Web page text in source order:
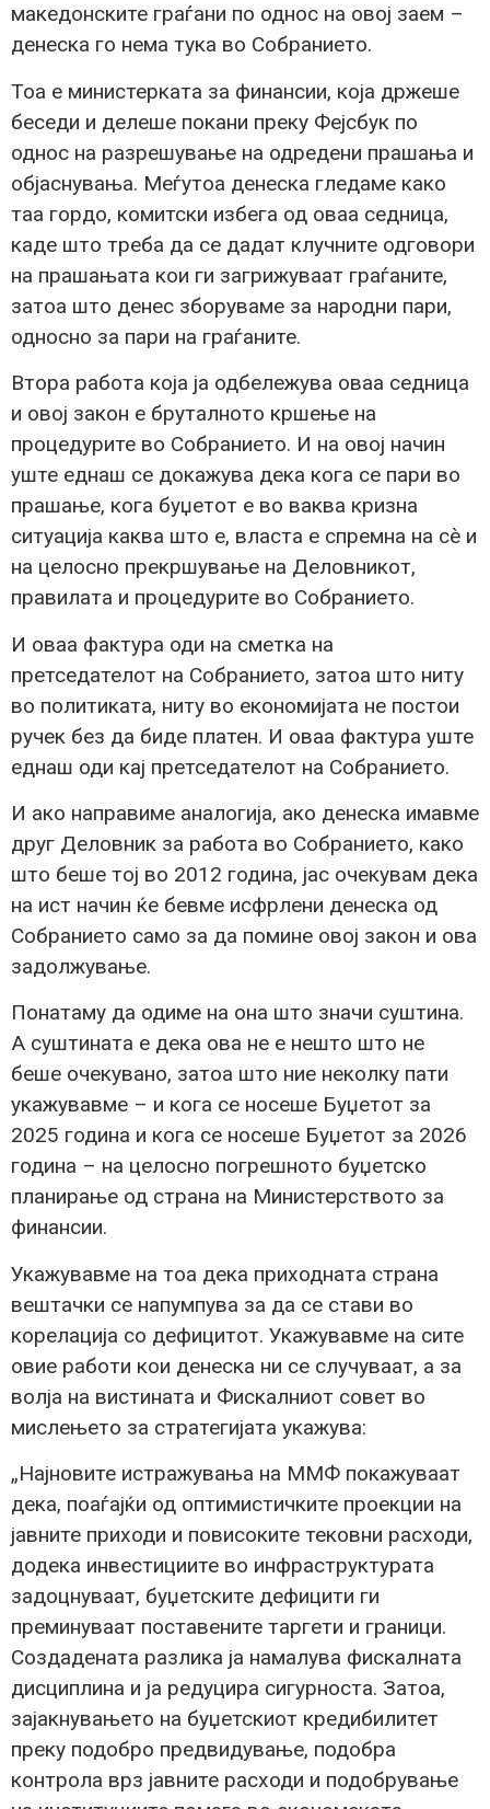
македонските граѓани по однос на овој заем –
денеска го нема тука во Собранието.
Тоа е министерката за финансии, која држеше
беседи и делеше покани преку Фејсбук по
однос на разрешување на одредени прашања и
објаснувања. Меѓутоа денеска гледаме како
таа гордо, комитски избега од оваа седница,
каде што треба да се дадат клучните одговори
на прашањата кои ги загрижуваат граѓаните,
затоа што денес зборуваме за народни пари,
односно за пари на граѓаните.
Втора работа која ја одбележува оваа седница
и овој закон е бруталното кршење на
процедурите во Собранието. И на овој начин
уште еднаш се докажува дека кога се пари во
прашање, кога буџетот е во ваква кризна
ситуација каква што е, власта е спремна на сè и
на целосно прекршување на Деловникот,
правилата и процедурите во Собранието.
И оваа фактура оди на сметка на
претседателот на Собранието, затоа што ниту
во политиката, ниту во економијата не постои
ручек без да биде платен. И оваа фактура уште
еднаш оди кај претседателот на Собранието.
И ако направиме аналогија, ако денеска имавме
друг Деловник за работа во Собранието, како
што беше тој во 2012 година, јас очекувам дека
на ист начин ќе бевме исфрлени денеска од
Собранието само за да помине овој закон и ова
задолжување.
Понатаму да одиме на она што значи суштина.
А суштината е дека ова не е нешто што не
беше очекувано, затоа што ние неколку пати
укажувавме – и кога се носеше Буџетот за
2025 година и кога се носеше Буџетот за 2026
година – на целосно погрешното буџетско
планирање од страна на Министерството за
финансии.
Укажувавме на тоа дека приходната страна
вештачки се напумпува за да се стави во
корелација со дефицитот. Укажувавме на сите
овие работи кои денеска ни се случуваат, а за
волја на вистината и Фискалниот совет во
мислењето за стратегијата укажува:
„Најновите истражувања на ММФ покажуваат
дека, поаѓајќи од оптимистичките проекции на
јавните приходи и повисоките тековни расходи,
додека инвестициите во инфраструктурата
задоцнуваат, буџетските дефицити ги
преминуваат поставените таргети и граници.
Создадената разлика ја намалува фискалната
дисциплина и ја редуцира сигурноста. Затоа,
зајакнувањето на буџетскиот кредибилитет
преку подобро предвидување, подобра
контрола врз јавните расходи и подобрување